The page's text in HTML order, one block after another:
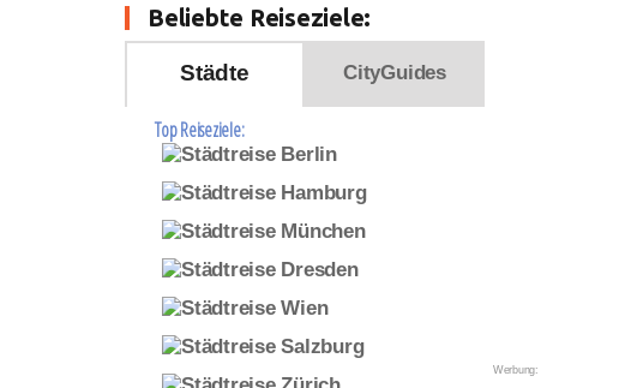
Beliebte Reiseziele:
Städte CityGuides
Top Reiseziele:
Werbung: